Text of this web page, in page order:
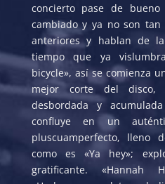
concierto pase de
cambiado y ya no son tan
anteriores y hablan de
tiempo que ya
bicycle», así se comienza
mejor corte del disco,
desbordada y
confluye en un
pluscuamperfecto, lleno
como es «Ya hey»;
gratificante. «Hannah